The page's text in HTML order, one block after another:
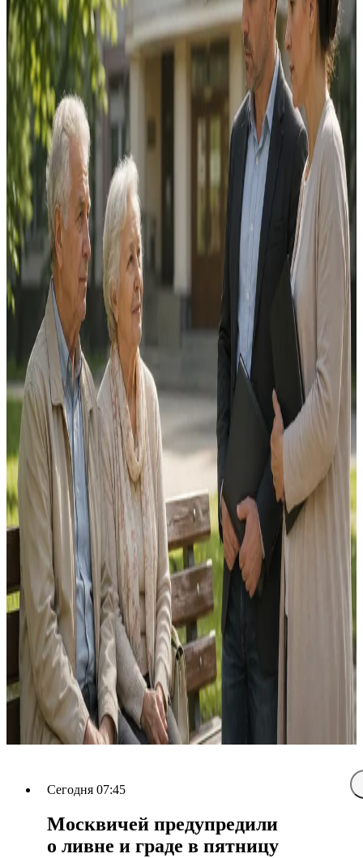
Сегодня 07:45
Москвичей предупредили
о ливне и граде в пятницу